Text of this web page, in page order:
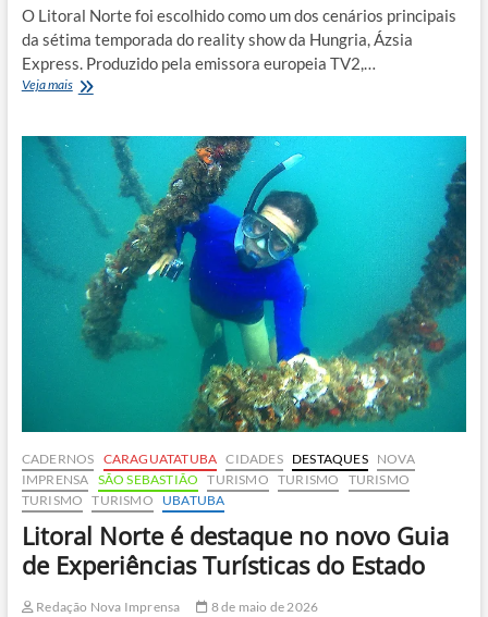
O Litoral Norte foi escolhido como um dos cenários principais
da sétima temporada do reality show da Hungria, Ázsia
Express. Produzido pela emissora europeia TV2,…
Veja maisReality
Hungria
temporada
Litoral
CADERNOS CARAGUATATUBA CIDADES DESTAQUES
NOVA
IMPRENSA SÃO SEBASTIÃO TURISMO TURISMO
TURISMO
TURISMO
TURISMO UBATUBA
Litoral Norte é destaque no novo Guia
de Experiências Turísticas do Estado
Redação Nova Imprensa
8 de maio de 2026